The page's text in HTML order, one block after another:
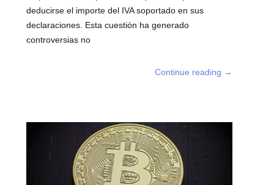
deducirse el importe del IVA soportado en sus
declaraciones. Esta cuestión ha generado
controversias no
Continue reading →